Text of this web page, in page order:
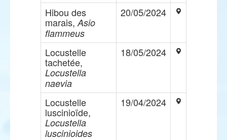
Hibou des
marais, Asio
flammeus
20/05/2024
Locustelle
tachetée,
Locustella
naevia
18/05/2024
Locustelle
luscinioïde,
Locustella
luscinioides
19/04/2024